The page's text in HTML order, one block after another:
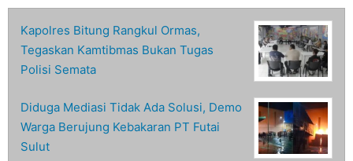
Kapolres Bitung Rangkul Ormas,
Tegaskan Kamtibmas Bukan Tugas
Polisi Semata
Diduga Mediasi Tidak Ada Solusi, Demo
Warga Berujung Kebakaran PT Futai
Sulut